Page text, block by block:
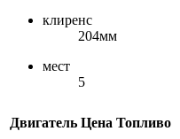
клиренс
204мм
мест
5
Двигатель Цена Топливо